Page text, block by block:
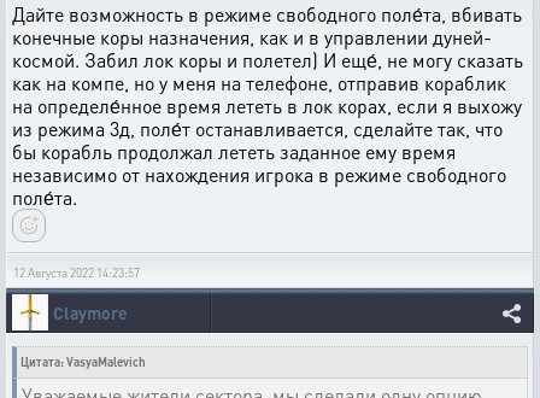
Дайте возможность в режиме свободного поле́та, вбивать
конечные коры назначения, как и в управлении дуней-
космой. Забил лок коры и полетел) И еще́, не могу сказать
как на компе, но у меня на телефоне, отправив кораблик
на определе́нное время лететь в лок корах, если я выхожу
из режима 3д, поле́т останавливается, сделайте так, что
бы корабль продолжал лететь заданное ему время
независимо от нахождения игрока в режиме свободного
поле́та.
12 Августа 2022 14:23:57
Claymore
Цитата: VasyaMalevich